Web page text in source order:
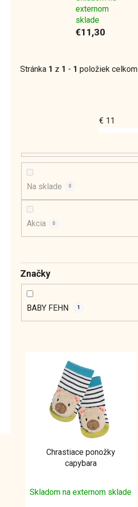
externom
sklade
€11,30
Stránka 1 z 1 - 1 položiek celkom
€ 11
Na sklade 0
Akcia 0
Značky
BABY FEHN 1
Chrastiace ponožky
capybara
Skladom na externom sklade